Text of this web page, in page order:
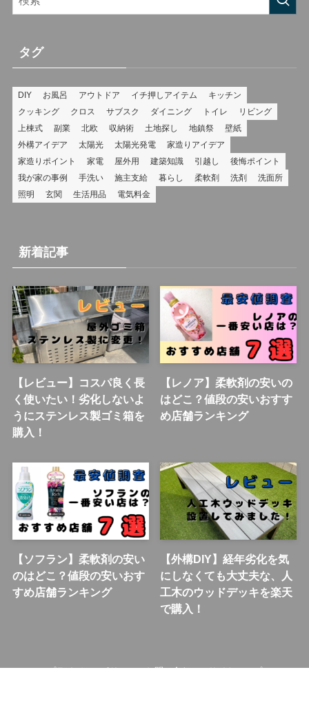
タグ
DIY お風呂 アウトドア イチ押しアイテム
キッチン
クッキング
クロス サブスク ダイニング トイレ
リビング
上棟式
副業 北欧 収納術 土地探し 地鎮祭
壁紙
外構アイデア
太陽光 太陽光発電
家造りアイデア
家造りポイント
家電 屋外用 建築知識 引越し
後悔ポイント
我が家の事例
手洗い 施主支給 暮らし 柔軟剤 洗剤
洗面所
照明
玄関 生活用品 電気料金
新着記事
【レビュー】コスパ良く長
く使いたい！劣化しないよ
うにステンレス製ゴミ箱を
購入！
【レノア】柔軟剤の安いの
はどこ？値段の安いおすす
め店舗ランキング
【ソフラン】柔軟剤の安い
のはどこ？値段の安いおす
すめ店舗ランキング
【外構DIY】経年劣化を気
にしなくても大丈夫な、人
工木のウッドデッキを楽天
で購入！
プライバシーポリシー お問い合わせ サイトマップ